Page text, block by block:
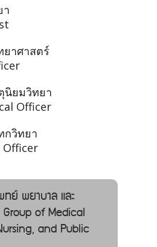
ยาศาสตร์
นิยมวิทยา
Officer
กวิทยา
Officer
ทย์ พยาบาล และ
of Medical
and Public